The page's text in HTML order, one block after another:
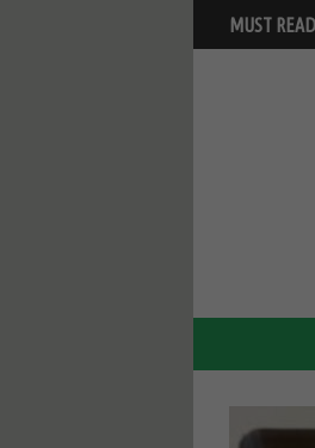
MUST READ